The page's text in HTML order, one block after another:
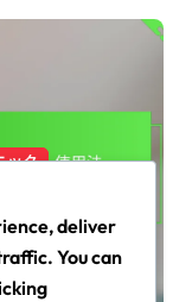
ック
ミス
deliver
You can